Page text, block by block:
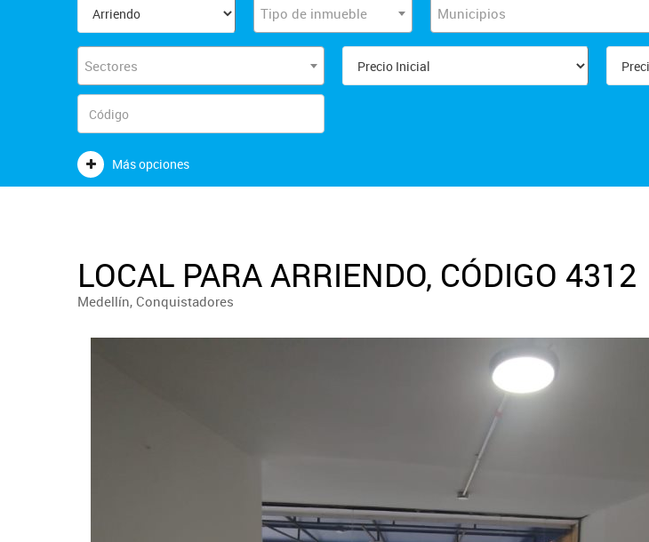
Tipo de inmueble Municipios
Sectores
Más opciones
LOCAL PARA ARRIENDO, CÓDIGO 4312
Medellín, Conquistadores